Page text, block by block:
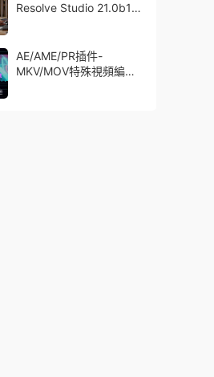
Resolve Studio 21.0b1
AE/AME/PR插件-
MKV/MOV特殊視頻編碼